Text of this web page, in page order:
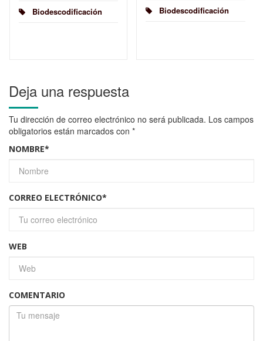
Biodescodificación Biodescodificación
Deja una respuesta
Tu dirección de correo electrónico no será publicada. Los campos
obligatorios están marcados con *
NOMBRE*
CORREO ELECTRÓNICO*
WEB
COMENTARIO